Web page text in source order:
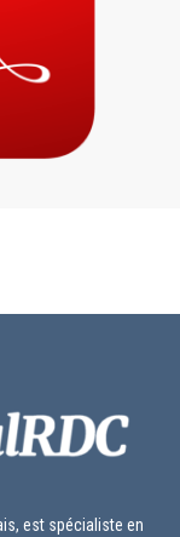
est spécialiste en